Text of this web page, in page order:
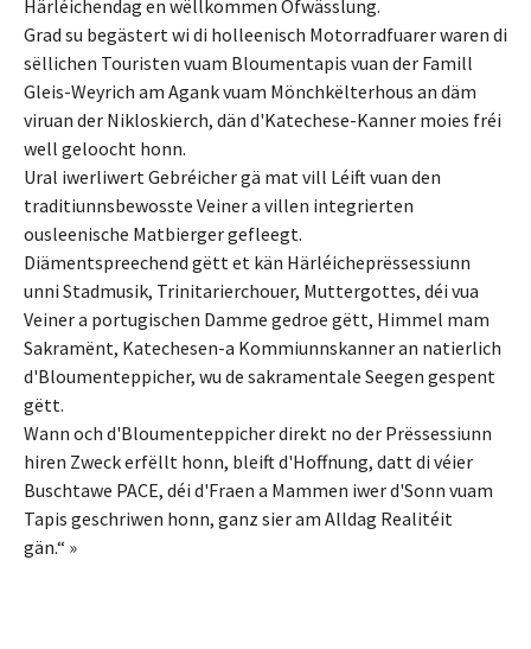
Härléichendag en wëllkommen Ofwässlung.
Grad su begästert wi di holleenisch Motorradfuarer waren di
sëllichen Touristen vuam Bloumentapis vuan der Famill
Gleis-Weyrich am Agank vuam Mönchkëlterhous an däm
viruan der Nikloskierch, dän d'Katechese-Kanner moies fréi
well geloocht honn.
Ural iwerliwert Gebréicher gä mat vill Léift vuan den
traditiunnsbewosste Veiner a villen integrierten
ousleenische Matbierger gefleegt.
Diämentspreechend gëtt et kän Härléicheprëssessiunn
unni Stadmusik, Trinitarierchouer, Muttergottes, déi vua
Veiner a portugischen Damme gedroe gëtt, Himmel mam
Sakramënt, Katechesen-a Kommiunnskanner an natierlich
d'Bloumenteppicher, wu de sakramentale Seegen gespent
gëtt.
Wann och d'Bloumenteppicher direkt no der Prëssessiunn
hiren Zweck erfëllt honn, bleift d'Hoffnung, datt di véier
Buschtawe PACE, déi d'Fraen a Mammen iwer d'Sonn vuam
Tapis geschriwen honn, ganz sier am Alldag Realitéit
gän.“ »